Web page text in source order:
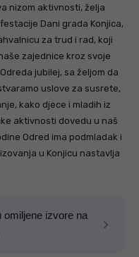
nizom aktivnosti, želja
Dani grada Konjica,
za trud i rad, koji
zajednice kroz svoje
jubilej, sa željom da
uslove za susrete,
kako djece i mladih iz
aktivnosti dovedu u naš
Odred ima podmladak i
u Konjicu nastavlja
omiljene izvore na